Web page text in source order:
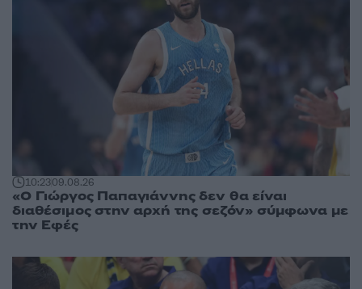
10:2309.08.26
«Ο Γιώργος Παπαγιάννης δεν θα είναι
διαθέσιμος στην αρχή της σεζόν» σύμφωνα με
την Εφές